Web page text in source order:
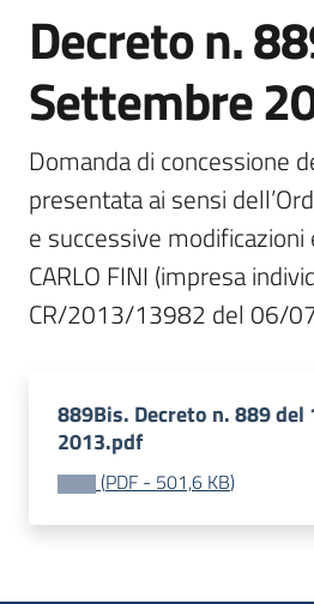
Decreto n.
Settembre
Domanda di concessione
presentata ai sensi
e successive
CARLO FINI (impresa
CR/2013/13982 del 06/
889Bis. Decreto n. 889
2013.pdf
(PDF - 501,6 KB)